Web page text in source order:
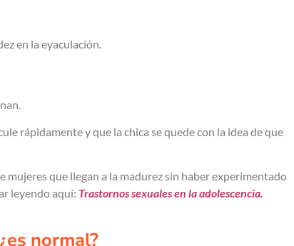
en la eyaculación.
rápidamente y que la chica se quede con la idea de que
que llegan a la madurez sin haber experimentado
leyendo aquí: Trastornos sexuales en la adolescencia.
normal?